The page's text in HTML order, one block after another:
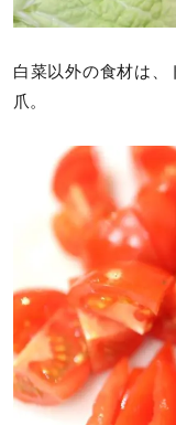
白菜以外の食材は、
爪。